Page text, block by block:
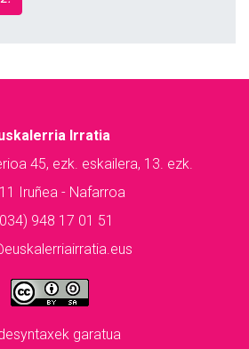
Irratia
45, ezk. eskailera, 13. ezk.
Iruñea - Nafarroa
948 17 01 51
garatua